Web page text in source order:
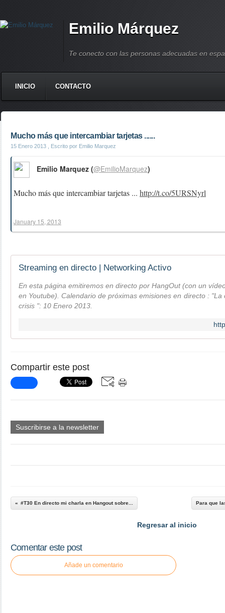
Emilio Márquez
Te conecto con las personas adecuadas en
INICIO CONTACTO
Mucho más que intercambiar tarjetas ......
15 Enero 2013 , Escrito por Emilio Marquez
Mucho más que intercambiar tarjetas ... http://t.co/5URSNyrl
Emilio Marquez (@EmilioMarquez)
January 15, 2013
Streaming en directo | Networking Activo
En esta página emitiremos en directo por HangOut (con un
en Youtube). Calendario de próximas emisiones en directo :
crisis ": 10 Enero 2013.
Compartir este post
Suscribirse a la newsletter
#T30 En directo mi charla en Hangout sobre... Para que
Regresar al inicio
Comentar este post
Añade un comentario